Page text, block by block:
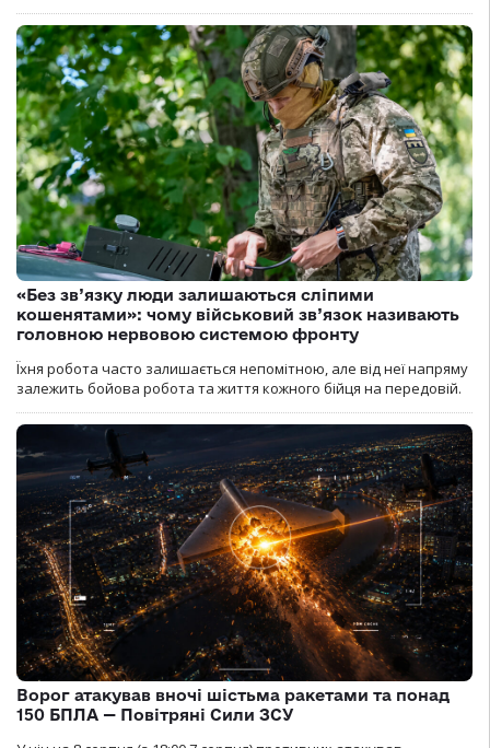
«Без зв’язку люди залишаються сліпими
кошенятами»: чому військовий зв’язок називають
головною нервовою системою фронту
Їхня робота часто залишається непомітною, але від неї напряму
залежить бойова робота та життя кожного бійця на передовій.
Ворог атакував вночі шістьма ракетами та понад
150 БПЛА — Повітряні Сили ЗСУ